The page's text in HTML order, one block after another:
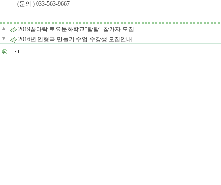
(문의 ) 033-563-9667
▲
2019꿈다락 토요문화학교"탐탐" 참가자 모집
▼
2016년 인형극 만들기 수업 수강생 모집안내